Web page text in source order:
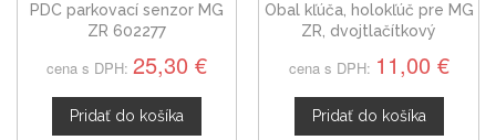
PDC parkovací senzor MG
ZR 602277
cena s DPH: 25,30 €
Pridať do košíka
Obal kľúča, holokľúč pre MG
ZR, dvojtlačítkový
cena s DPH: 11,00 €
Pridať do košíka